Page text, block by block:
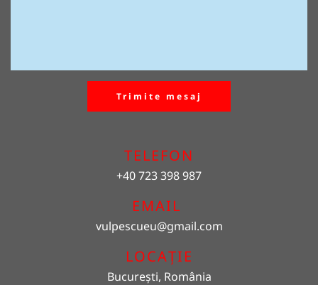
Trimite mesaj
TELEFON
+40 723 398 987
EMAIL
vulpescueu@gmail.com
LOCAȚIE
București, România